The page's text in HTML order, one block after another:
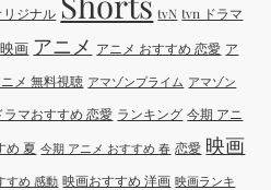
ジナル tvN tvn ドラマ
画 アニメ アニメ おすすめ 恋愛 ア
メ 無料視聴 アマゾンプライム アマゾン
ラマおすすめ 恋愛 ランキング 今期 アニ
め 夏 今期 アニメ おすすめ 春 恋愛 映画
すめ 感動 映画おすすめ 洋画 映画ランキ